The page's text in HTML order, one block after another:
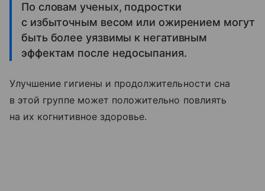
По словам ученых, подростки
с избыточным весом или ожирением могут
быть более уязвимы к негативным
эффектам после недосыпания.
Улучшение гигиены и продолжительности сна
в этой группе может положительно повлиять
на их когнитивное здоровье.